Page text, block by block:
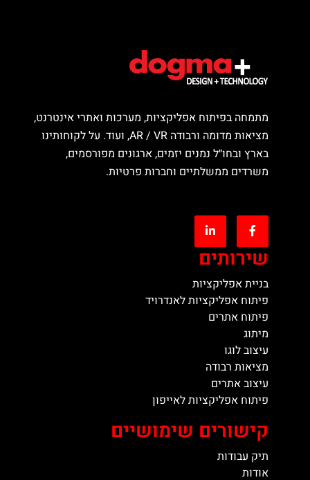
מתמחה בפיתוח אפליקציות, מערכות ואתרי אינטרנט,
מציאות מדומה ורבודה AR / VR, ועוד. על לקוחותינו
בארץ ובחו״ל נמנים יזמים, ארגונים מפורסמים,
משרדים ממשלתיים וחברות פרטיות.
שירותים
בניית אפליקציות
פיתוח אפליקציות לאנדרויד
פיתוח אתרים
מיתוג
עיצוב לוגו
מציאות רבודה
עיצוב אתרים
פיתוח אפליקציות לאייפון
קישורים שימושיים
תיק עבודות
אודות